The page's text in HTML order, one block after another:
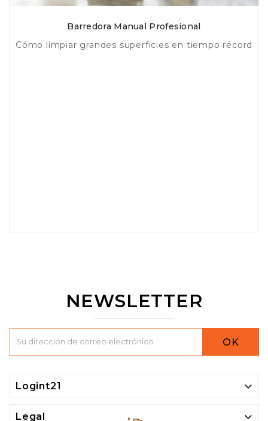
Barredora Manual Profesional
Cómo limpiar grandes superficies en tiempo récord
NEWSLETTER
OK
Logint21 
Legal 